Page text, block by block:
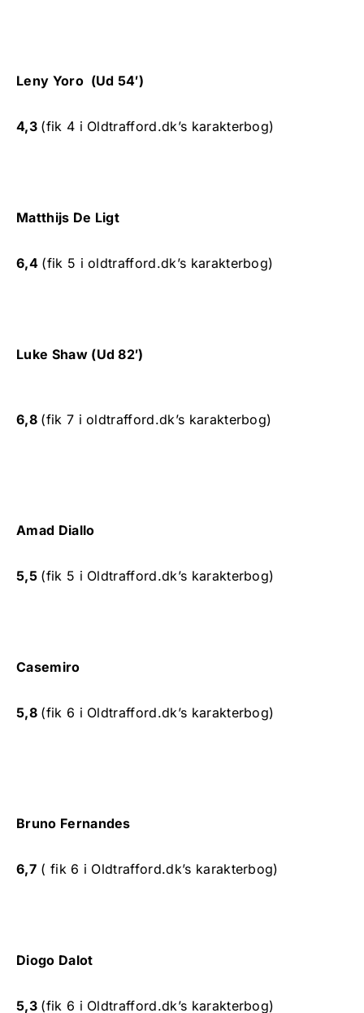
Leny Yoro (Ud 54′)
4,3 (fik 4 i Oldtrafford.dk’s karakterbog)
Matthijs De Ligt
6,4 (fik 5 i oldtrafford.dk’s karakterbog)
Luke Shaw (Ud 82′)
6,8 (fik 7 i oldtrafford.dk’s karakterbog)
Amad Diallo
5,5 (fik 5 i Oldtrafford.dk’s karakterbog)
Casemiro
5,8 (fik 6 i Oldtrafford.dk’s karakterbog)
Bruno Fernandes
6,7( fik 6 i Oldtrafford.dk’s karakterbog)
Diogo Dalot
5,3 (fik 6 i Oldtrafford.dk’s karakterbog)